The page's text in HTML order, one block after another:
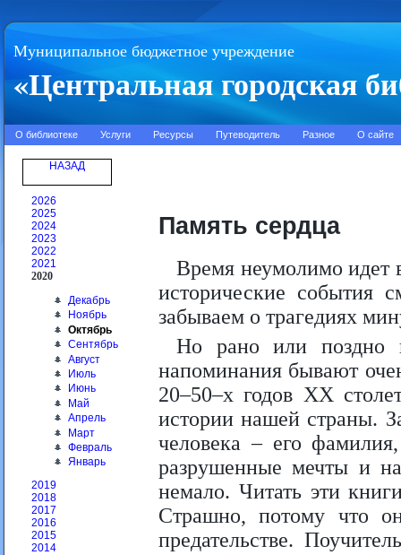
Муниципальное бюджетное учреждение
«Центральная городская
О библиотеке Услуги Ресурсы Путеводитель Разное О сайте
НАЗАД
2026
2025
2024
2023
2022
2021
2020
Декабрь
Ноябрь
Октябрь
Сентябрь
Август
Июль
Июнь
Май
Апрель
Март
Февраль
Январь
2019
2018
2017
2016
2015
2014
Память сердца
Время неумолимо идет
исторические события
забываем о трагедиях
Но рано или поздно
напоминания бывают
20–50–х годов ХХ
истории нашей страны.
человека – его
разрушенные мечты и
немало. Читать эти
Страшно, потому что
предательстве.